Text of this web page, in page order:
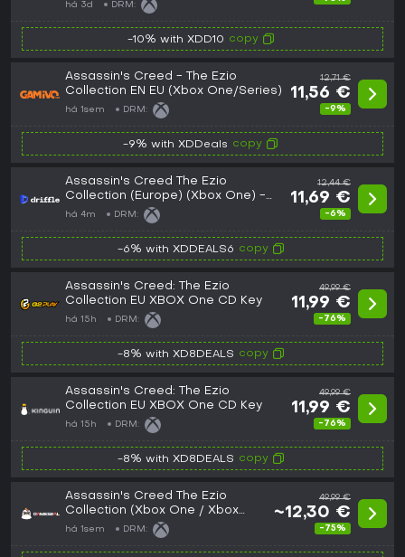
há 3d DRM:
-10% with XDD10 copy
Assassin's Creed - The Ezio
Collection EN EU (Xbox One/Series)
há 1sem DRM:
12,71 €
11,56 €
-9%
-9% with XDDeals copy
Assassin's Creed The Ezio
Collection (Europe) (Xbox One) -
Xbox Live - Digital Key
há 4m DRM:
12,44 €
11,69 €
-6%
-6% with XDDEALS6 copy
Assassin's Creed: The Ezio
Collection EU XBOX One CD Key
há 15h DRM:
49,99 €
11,99 €
-76%
-8% with XD8DEALS copy
Assassin's Creed: The Ezio
Collection EU XBOX One CD Key
há 15h DRM:
49,99 €
11,99 €
-76%
-8% with XD8DEALS copy
Assassin's Creed The Ezio
Collection (Xbox One / Xbox
Series X|S) Xbox Live Key - EU
há 1sem DRM:
49,99 €
~12,30 €
-75%